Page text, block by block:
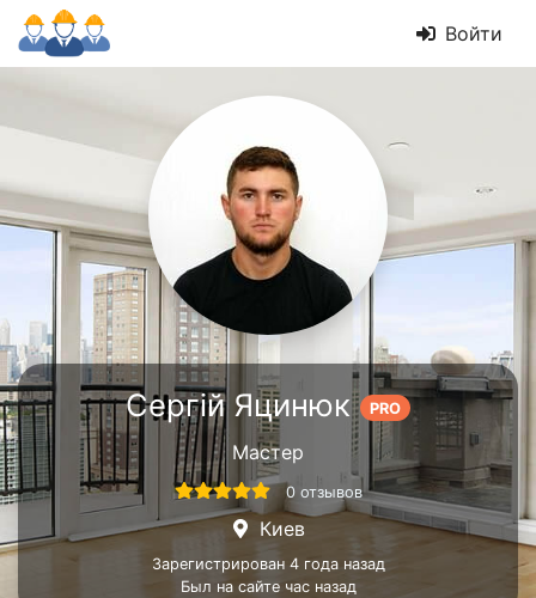
Войти
Сергій Яцинюк PRO
Мастер
0 отзывов
Киев
Зарегистрирован 4 года назад
Был на сайте час назад